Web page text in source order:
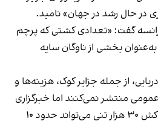
در حال رشد در جهان» نامید.
گفت: «تعدادی کشتی که پرچم
بخشی از ناوگان سایه
از جمله جزایر کوک، هزینه‌ها و
منتشر نمی‌کنند اما خبرگزاری
فرانسه تخمین زد یک نفت‌کش ۳۰ هزار تنی می‌تواند حدود ۱۰